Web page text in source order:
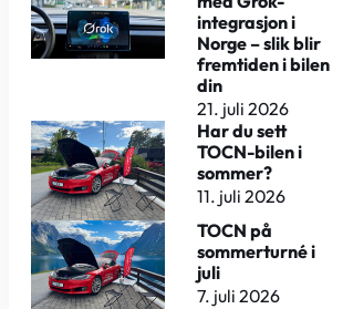
integrasjon i
Norge – slik blir
fremtiden i bilen
din
21. juli 2026
Har du sett
TOCN-bilen i
sommer?
11. juli 2026
TOCN på
sommerturné i
juli
7. juli 2026